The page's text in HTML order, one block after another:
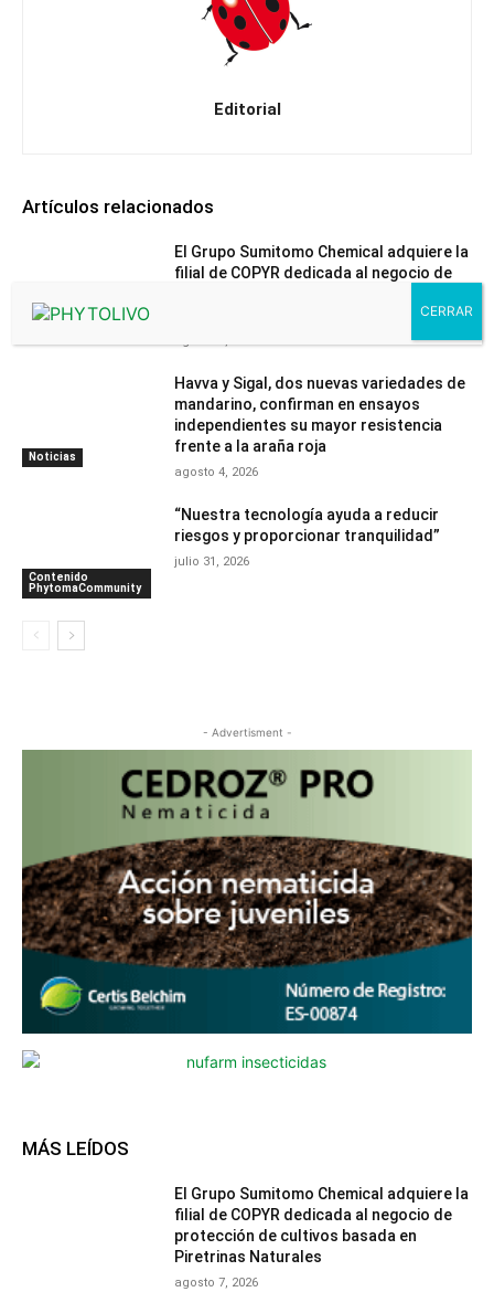
Editorial
Artículos relacionados
El Grupo Sumitomo Chemical adquiere la
filial de COPYR dedicada al negocio de
Noticias
Havva y Sigal, dos nuevas variedades de
mandarino, confirman en ensayos
independientes su mayor resistencia
frente a la araña roja
agosto 4, 2026
Contenido
PhytomaCommunity
“Nuestra tecnología ayuda a reducir
riesgos y proporcionar tranquilidad”
julio 31, 2026
- Advertisment -
MÁS LEÍDOS
El Grupo Sumitomo Chemical adquiere la
filial de COPYR dedicada al negocio de
protección de cultivos basada en
Piretrinas Naturales
agosto 7, 2026